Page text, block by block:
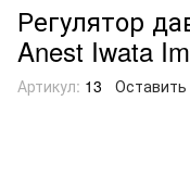
Регулятор
Anest Iwata
Артикул: 13